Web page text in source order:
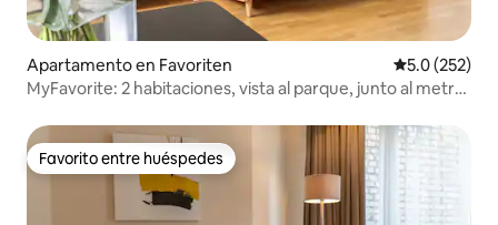
Apartamento en Favoriten Calificación
5.0 (252)
MyFavorite: 2 habitaciones, vista al parque, junto al metro,
Favorito entre huéspedes
Favorito entre huéspedes